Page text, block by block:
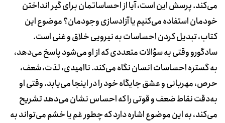
می‌کند. پرسش این است، آیا از احساساتمان برای گیر انداختن
خودمان استفاده می‌کنیم یا آزادسازی‌ وجودمان؟ موضوع این
کتاب، تبدیل کردن احساسات به نیرویی خلاق و غنی است.
سادگورو وقتی به سؤالات متعددی که از او می‌شود پاسخ می‌دهد،
به گستره احساسات انسان نگاه می‌کند. ناامیدی، لذت، شعف،
حرص، مهربانی و عشق جایگاه خود را در اینجا می‌یابد. وقتی او
به‌دقت نقاط ضعف و قوتی را که احساس نشان می‌دهد تشریح
می‌کند، به این موضوع اشاره دارد که چطور غم یا خشم می‌تواند به